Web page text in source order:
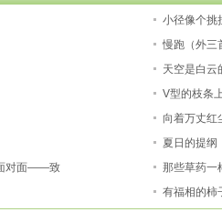
小径像个挑
慢跑（外三
天空是白云
V型的枝条
向着万丈红
夏日的提纲
面对面——致
那些草药一
有福相的柿